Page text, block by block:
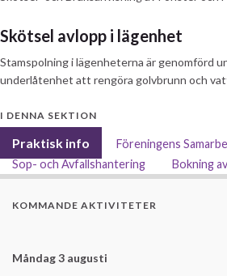
Skötsel avlopp i lägenhet
Stamspolning i lägenheterna är genomförd
underlåtenhet att rengöra golvbrunn och
I DENNA SEKTION
Praktisk info Föreningens
Sop- och Avfallshantering
Bokning
KOMMANDE AKTIVITETER
Måndag 3 augusti